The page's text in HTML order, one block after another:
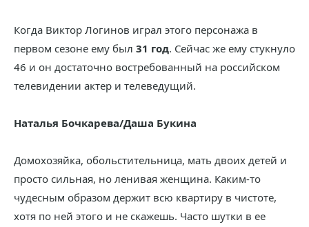
Когда Виктор Логинов играл этого персонажа в
первом сезоне ему был 31 год. Сейчас же ему стукнуло
46 и он достаточно востребованный на российском
телевидении актер и телеведущий.
Наталья Бочкарева/Даша Букина
Домохозяйка, обольстительница, мать двоих детей и
просто сильная, но ленивая женщина. Каким-то
чудесным образом держит всю квартиру в чистоте,
хотя по ней этого и не скажешь. Часто шутки в ее